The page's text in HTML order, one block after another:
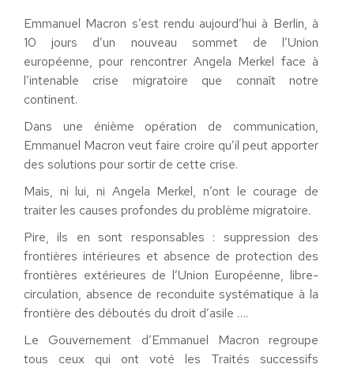
Emmanuel Macron s’est rendu aujourd’hui à Berlin, à
10 jours d’un nouveau sommet de l’Union
européenne, pour rencontrer Angela Merkel face à
l’intenable crise migratoire que connaît notre
continent.
Dans une énième opération de communication,
Emmanuel Macron veut faire croire qu’il peut apporter
des solutions pour sortir de cette crise.
Mais, ni lui, ni Angela Merkel, n’ont le courage de
traiter les causes profondes du problème migratoire.
Pire, ils en sont responsables : suppression des
frontières intérieures et absence de protection des
frontières extérieures de l’Union Européenne, libre-
circulation, absence de reconduite systématique à la
frontière des déboutés du droit d’asile ….
Le Gouvernement d’Emmanuel Macron regroupe
tous ceux qui ont voté les Traités successifs